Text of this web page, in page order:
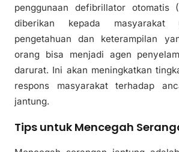
penggunaan defibrillator otomatis
diberikan kepada masyarakat
pengetahuan dan keterampilan
orang bisa menjadi agen
darurat. Ini akan meningkatkan
respons masyarakat terhadap
jantung.
Tips untuk Mencegah